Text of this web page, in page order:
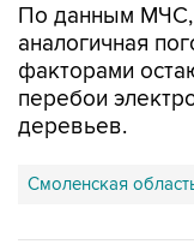
По данным МЧС,
аналогичная
факторами
перебои
деревьев.
Смоленская